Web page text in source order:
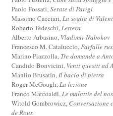
Paolo Fossati,Serate di Parigi
Massimo Cacciari,La soglia di
Roberto Tedeschi,Lettera
Alberto Arbasino, Vladimir Nabokov
Francesco M. Cataluccio,Farfalle
Marino Piazzolla, Tre domande a
Candido Bonvicini, Venti quesiti ad
Manlio Brusatin,Il bacio di pietra
Roger McGough,La lezione
Franco Marcoaldi,Le malattie del
Witold Gombrowicz, Conversazione
de Roux